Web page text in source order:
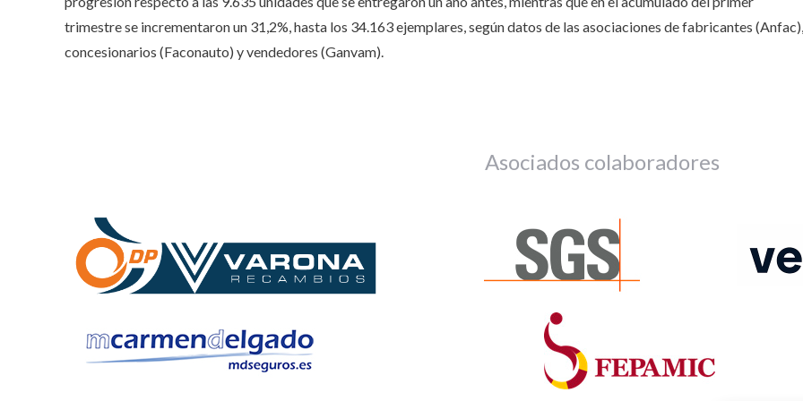
trimestre se incrementaron un 31,2%, hasta los 34.163 ejemplares, según datos de las asociaciones de fabricantes (Anfac),
concesionarios (Faconauto) y vendedores (Ganvam).
Asociados colaboradores